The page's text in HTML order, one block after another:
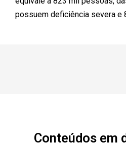
possuem deficiência severa e
Conteúdos em